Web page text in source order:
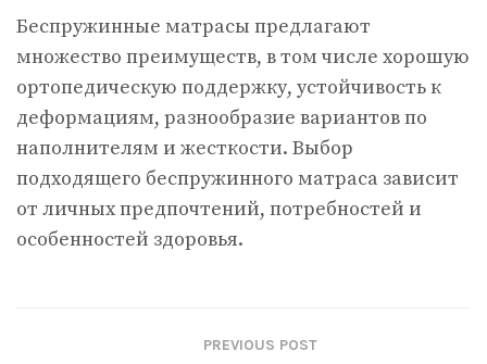
Беспружинные матрасы предлагают
множество преимуществ, в том числе хорошую
ортопедическую поддержку, устойчивость к
деформациям, разнообразие вариантов по
наполнителям и жесткости. Выбор
подходящего беспружинного матраса зависит
от личных предпочтений, потребностей и
особенностей здоровья.
PREVIOUS POST